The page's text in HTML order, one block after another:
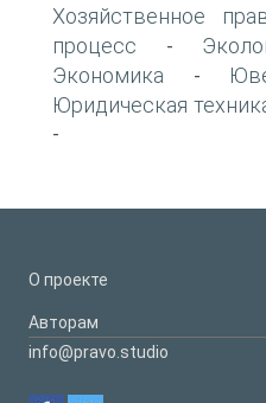
Хозяйственное
процесс -
Экономика -
Юридическая
-
О проекте
Авторам
info@pravo.studio